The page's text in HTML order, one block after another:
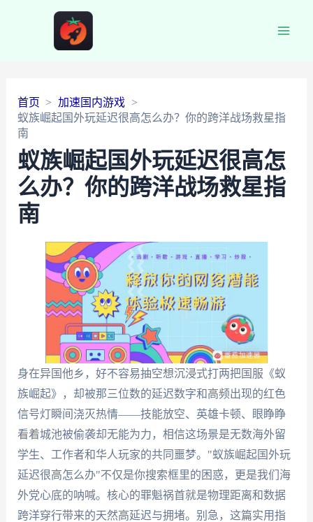
首页
加速国内游戏
蚁族崛起国外玩延迟很高怎么办？你的跨洋战场救星指
南
蚁族崛起国外玩延迟很高怎
么办？你的跨洋战场救星指
南
身在异国他乡，好不容易抽空想沉浸式打两把国服《蚁
族崛起》，却被那三位数的延迟数字和高频出现的红色
信号灯瞬间浇灭热情——技能放空、英雄卡顿、眼睁睁
看着城池被偷袭却无能为力，相信这场景是无数海外留
学生、工作者和华人玩家的共同噩梦。"蚁族崛起国外玩
延迟很高怎么办"不仅是你搜索框里的困惑，更是我们海
外党心底的呐喊。核心的罪魁祸首就是物理距离和数据
跨洋穿行带来的天然高延迟与拥堵。别急，这篇实用指